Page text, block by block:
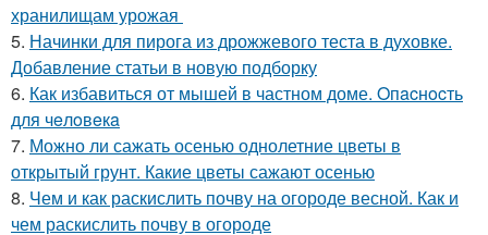
хранилищам урожая
5. Начинки для пирога из дрожжевого теста в духовке.
Добавление статьи в новую подборку
6. Как избавиться от мышей в частном доме. Oпacнocть
для чeлoвeкa
7. Можно ли сажать осенью однолетние цветы в
открытый грунт. Какие цветы сажают осенью
8. Чем и как раскислить почву на огороде весной. Как и
чем раскислить почву в огороде